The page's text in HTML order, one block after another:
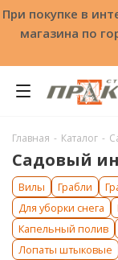
При покупке в
магазина по
Главная - Каталог -
Садовый
Вилы Грабли
Для уборки снега
Капельный полив
Лопаты штыковые